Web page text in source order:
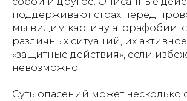
поддерживают страх перед
мы видим картину агорафобии:
различных ситуаций, их
«защитные действия», если
невозможно.
Суть опасений может несколько